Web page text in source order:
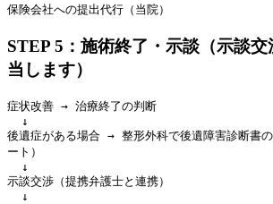
STEP 5：施術終了・示談（示談
当します）
症状改善 → 治療終了の判断
後遺症がある場合 → 整形外科で後遺障害診断書
ート）
示談交渉（提携弁護士と連携）